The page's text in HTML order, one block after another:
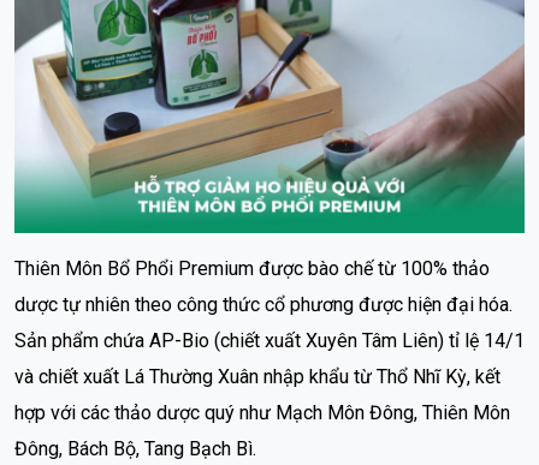
Thiên Môn Bổ Phổi Premium được bào chế từ 100% thảo
dược tự nhiên theo công thức cổ phương được hiện đại hóa.
Sản phẩm chứa AP-Bio (chiết xuất Xuyên Tâm Liên) tỉ lệ 14/1
và chiết xuất Lá Thường Xuân nhập khẩu từ Thổ Nhĩ Kỳ, kết
hợp với các thảo dược quý như Mạch Môn Đông, Thiên Môn
Đông, Bách Bộ, Tang Bạch Bì.